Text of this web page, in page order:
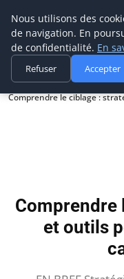
Prospection Pro
Accueil
Actualité
Comprendre le ciblage :
Comprendre
et outils
Nous utilisons des
de navigation. En
de confidentialité. En
Refuser Accepter